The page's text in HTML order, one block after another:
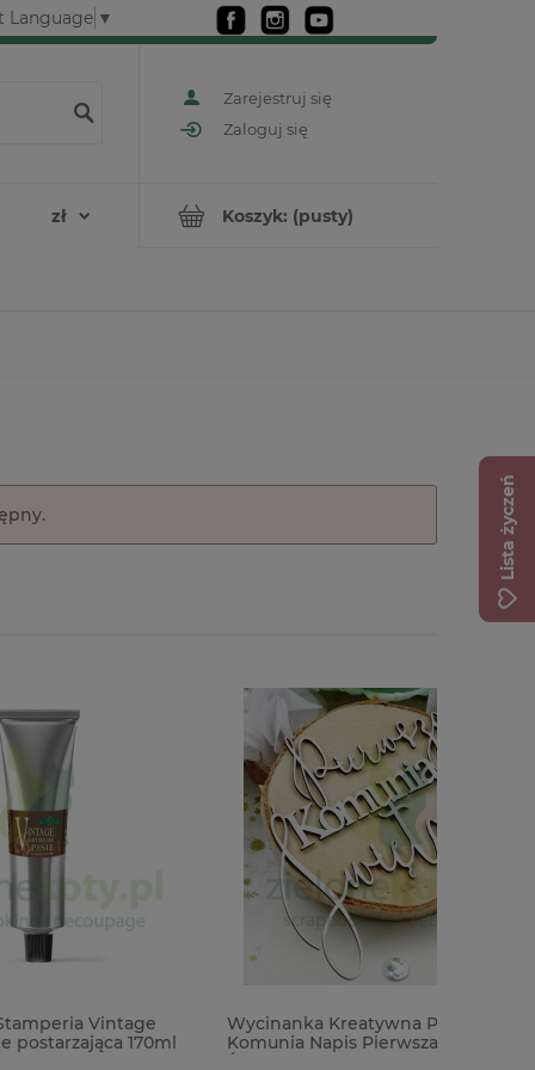
Language ▼
Zarejestruj się
Zaloguj się
Koszyk: (pusty)
Wycinanka Kreatywna Pracownia
Komunia Napis Pierwsza Komunia
Lista życzeń